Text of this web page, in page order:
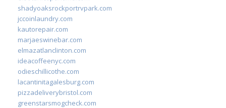
shadyoaksrockportrvpark.com
jccoinlaundry.com
kautorepair.com
marjaeswinebar.com
elmazatlanclinton.com
ideacoffeenyc.com
odieschillicothe.com
lacantinitagalesburg.com
pizzadeliverybristol.com
greenstarsmogcheck.com